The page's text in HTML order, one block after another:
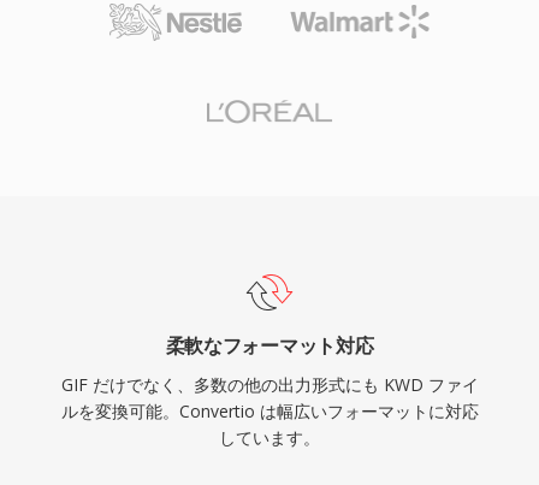
柔軟なフォーマット対応
GIF だけでなく、多数の他の出力形式にも KWD ファイ
ルを変換可能。Convertio は幅広いフォーマットに対応
しています。